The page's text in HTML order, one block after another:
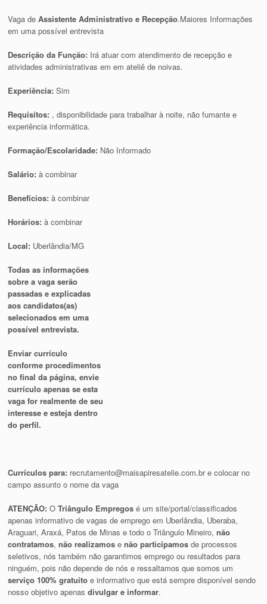
Vaga deAssistente Administrativo e Recepção.Maiores Informações
em uma possível entrevista
Descrição da Função: Irá atuar com atendimento de recepção e
atividades administrativas em em ateliê de noivas.
Experiência:Sim
Requisitos: , disponibilidade para trabalhar à noite, não fumante e
experiência informática.
Formação/Escolaridade: Não Informado
Salário:à combinar
Benefícios:à combinar
Horários:à combinar
Local: Uberlândia/MG
Todas as informações
sobre a vaga serão
passadas e explicadas
aos candidatos(as)
selecionados em uma
possível entrevista.
Enviar currículo
conforme procedimentos
no final da página, envie
currículo apenas se esta
vaga for realmente de seu
interesse e esteja dentro
do perfil.
Currículos para: recrutamento@maisapiresatelie.com.bre colocar no
campo assunto o nome da vaga
ATENÇÃO: OTriângulo Empregos é um site/portal/classificados
apenas informativo de vagas de emprego em Uberlândia, Uberaba,
Araguari, Araxá, Patos de Minas e todo o Triângulo Mineiro,não
contratamos,não realizamos enão participamos de processos
seletivos, nós também não garantimos emprego ou resultados para
ninguém, pois não depende de nós e ressaltamos que somos um
serviço 100% gratuito e informativo que está sempre disponível sendo
nosso objetivo apenasdivulgar e informar.